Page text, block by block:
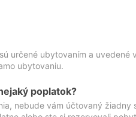
určené ubytovaním a uvedené
ubytovaniu.
poplatok?
nebude vám účtovaný žiadny